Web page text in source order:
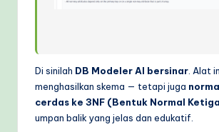
Di sinilah DB Modeler AI bersinar. Alat
menghasilkan skema — tetapi juga
cerdas ke 3NF (Bentuk Normal
umpan balik yang jelas dan edukatif.